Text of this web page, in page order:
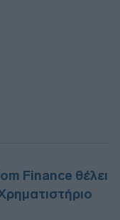
Finance θέλει